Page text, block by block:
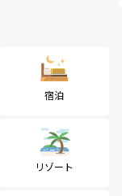
宿泊
リゾート